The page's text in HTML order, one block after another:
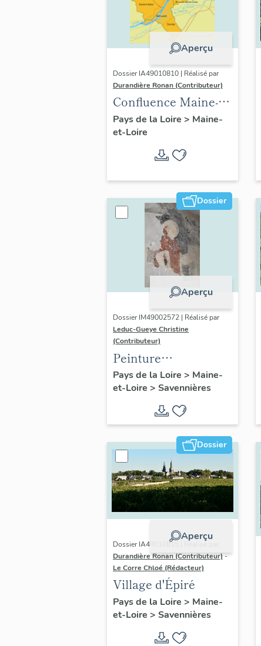
Aperçu
Dossier IA49010810 | Réalisé par
Durandière Ronan (Contributeur)
Confluence Maine-
Loire : présentation
de l'opération
thématique
Pays de la Loire > Maine-
et-Loire
Dossier
Aperçu
Dossier IM49002572 | Réalisé par
Leduc-Gueye Christine
(Contributeur)
Peinture
monumentale : saint
Fiacre, saint
Mathurin
Pays de la Loire > Maine-
et-Loire > Savennières
Dossier
Aperçu
Dossier IA49010815 | Réalisé par
Durandière Ronan (Contributeur)-
Le Corre Chloé (Rédacteur)
Village d'Épiré
Pays de la Loire > Maine-
et-Loire > Savennières